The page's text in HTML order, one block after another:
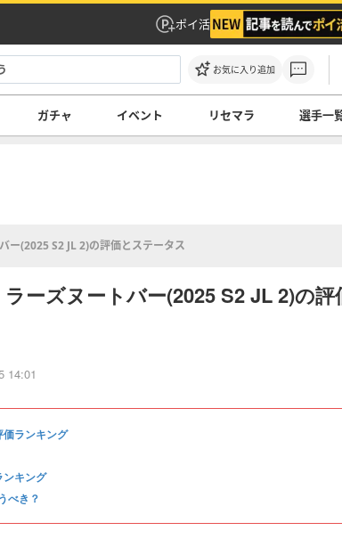
ポイ活
お気に入り追加
ガチャ イベント リセマラ 選手一
ー(2025 S2 JL 2)の評価とステータス
ラーズヌートバー(2025 S2 JL 2)の
14:01
ランキング
ンキング
べき？